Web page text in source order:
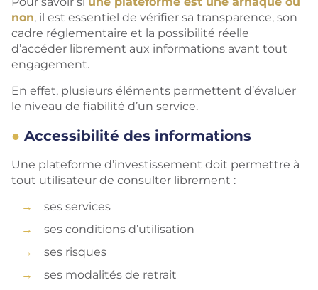
non, il est essentiel de vérifier sa transparence, son
cadre réglementaire et la possibilité réelle
d’accéder librement aux informations avant tout
engagement.
En effet, plusieurs éléments permettent d’évaluer
le niveau de fiabilité d’un service.
Accessibilité des informations
Une plateforme d’investissement doit permettre à
tout utilisateur de consulter librement :
ses services
ses conditions d’utilisation
ses risques
ses modalités de retrait